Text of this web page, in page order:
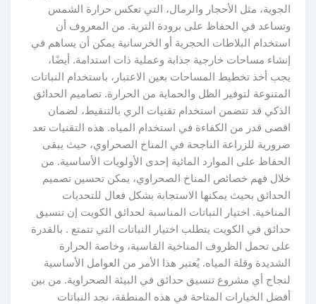
الجوية، مثل الأحجار والرمال، التي تعكس حرارة الشمس
وتساعد في الحفاظ على برودة التربة. من المعروف أن
استخدام البلاطات الحجرية أو الخرسانية يمكن أن يساهم في
إنشاء مساحات خارجية جذابة وعملية ذات استدامة. أيضًا،
يجب أخذ تخطيط المساحات بعين الاعتبار، باستخدام النباتات
المتنوعة لتوفير الظل والحماية من الحرارة. تصاميم الحدائق
الذكي قد تتضمن استخدام تقنيات الري بالتنقيط، لضمان
اقصى قدر من الكفاءة في استخدام المياه. هذه التقنيات تعد
ضرورية للزراعة الناجحة في المناخ الصحراوي، حيث يبقى
الحفاظ على الموارد المائية إحدى الأولويات الأساسية. من
خلال فهم خصائص المناخ الصحراوي، يمكن تحسين تصميم
الحدائق بحيث يمكنها الاستجابة بشكل فعال للتحديات
المناخية. اختيار النباتات المناسبة لحدائق الكويت إن تنسيق
حدائق في الكويت يتطلب اختيار النباتات التي تتمتع . بالقدرة
على تحمل الظروف المناخية القاسية، وخاصة الحرارة
الشديدة وقلة المياه. يُعتبر هذا الأمر من العوامل الأساسية
لنجاح أي مشروع تنسيق حدائق في البيئة الصحراوية. من بين
أفضل الخيارات المتاحة في هذه المنطقة، نجد النباتات